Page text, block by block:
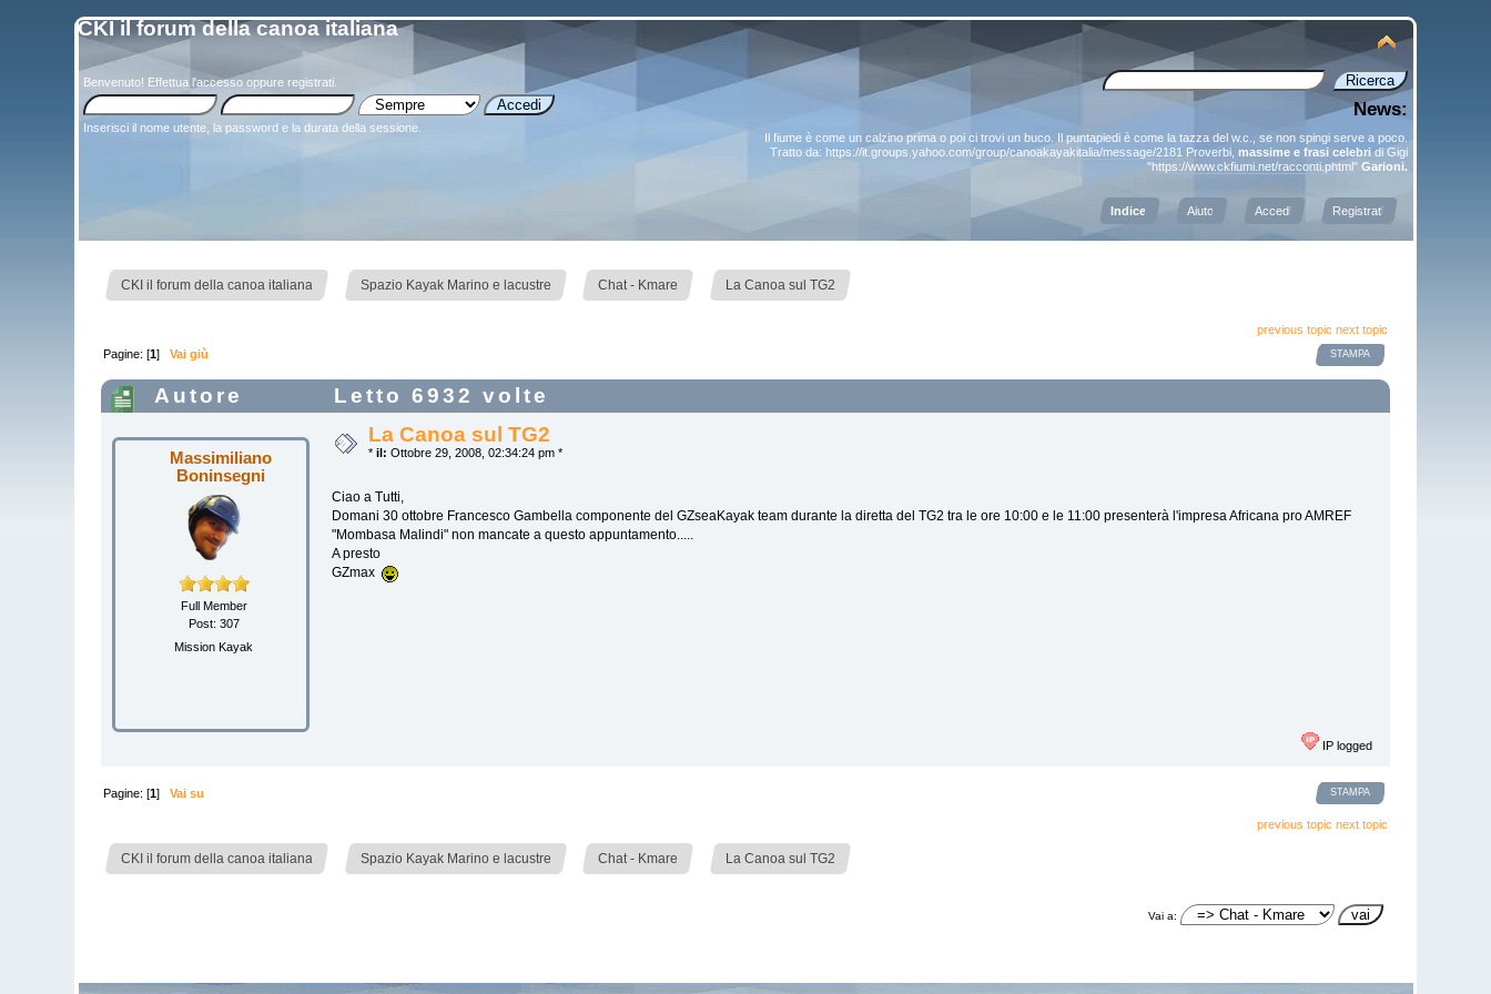
CKI il forum della canoa italiana
Benvenuto! Effettua l'accesso oppureregistrati
Inserisci il nome utente, la password e la durata della sessione.
News:
Il fiume è come un calzino prima o poi ci trovi un buco. Il puntapiedi è come la tazza del w.c., se non spingi serve a poco.
Tratto da: https://it.groups.yahoo.com/group/canoakayakitalia/message/2181 Proverbi, massime e frasi celebridi Gigi
"https://www.ckfiumi.net/racconti.phtml"Garioni.
Indice Aiuto Accedi Registrati
CKI il forum della canoa italiana Spazio Kayak Marino e lacustre Chat - Kmare La Canoa sul TG2
previous topic next topic
STAMPA
Pagine: [1]Vai giù
Autore Letto 6932 volte
Massimiliano
Boninsegni
Full Member
Post: 307
Mission Kayak
La Canoa sul TG2
* il: Ottobre 29, 2008, 02:34:24 pm *
Ciao a Tutti,
Domani 30 ottobre Francesco Gambella componente del GZseaKayak team durante la diretta del TG2 tra le ore 10:00 e le 11:00 presenterà l'impresa Africana pro AMREF
"Mombasa Malindi" non mancate a questo appuntamento.....
A presto
GZmax
IP logged
STAMPA
Pagine: [1]Vai su
previous topic next topic
CKI il forum della canoa italiana Spazio Kayak Marino e lacustre Chat - Kmare La Canoa sul TG2
Vai a: